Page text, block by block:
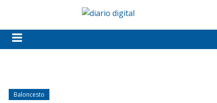
Baloncesto